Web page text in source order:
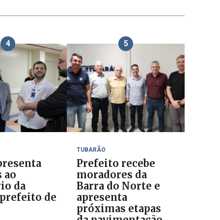
4
ao
da
prefeito de
5
TUBARÃO
Prefeito recebe
moradores da
Barra do Norte e
apresenta
próximas etapas